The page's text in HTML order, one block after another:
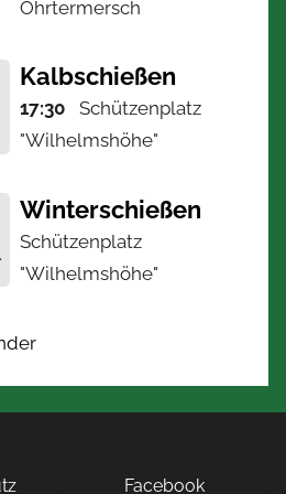
Ohrtermersch
Kalbschießen
17:30
Schützenplatz
"Wilhelmshöhe"
Winterschießen
Schützenplatz
"Wilhelmshöhe"
Facebook